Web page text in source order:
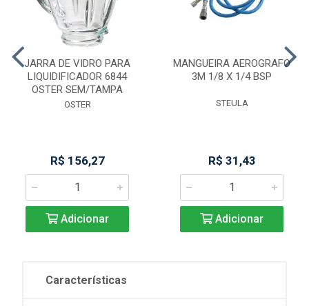
JARRA DE VIDRO PARA
LIQUIDIFICADOR 6844
OSTER SEM/TAMPA
OSTER
R$ 156,27
Adicionar
MANGUEIRA AEROGRAFO
3M 1/8 X 1/4 BSP
STEULA
R$ 31,43
Adicionar
Características